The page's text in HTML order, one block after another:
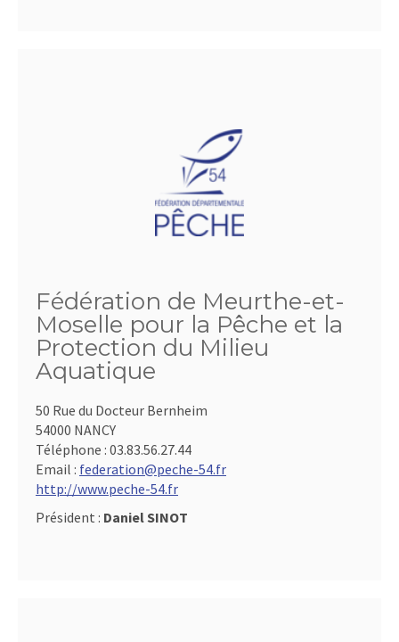
Fédération de Meurthe-et-
Moselle pour la Pêche et la
Protection du Milieu
Aquatique
50 Rue du Docteur Bernheim
54000 NANCY
Téléphone : 03.83.56.27.44
Email : federation@peche-54.fr
http://www.peche-54.fr
Président : Daniel SINOT